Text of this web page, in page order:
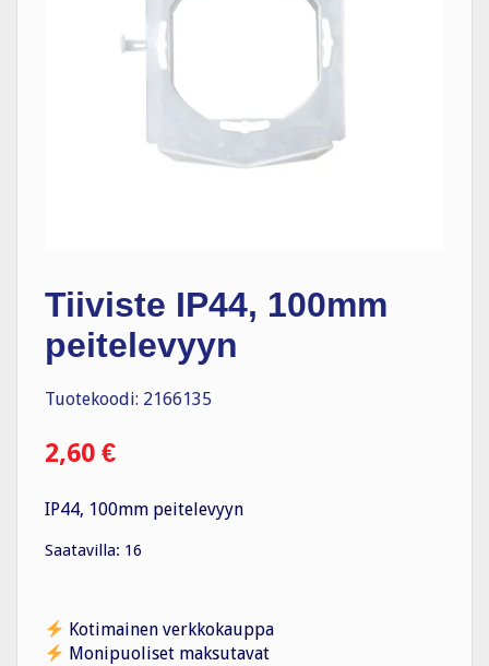
Tiiviste IP44, 100mm
peitelevyyn
Tuotekoodi: 2166135
2,60 €
IP44, 100mm peitelevyyn
Saatavilla: 16
Kotimainen verkkokauppa
Monipuoliset maksutavat